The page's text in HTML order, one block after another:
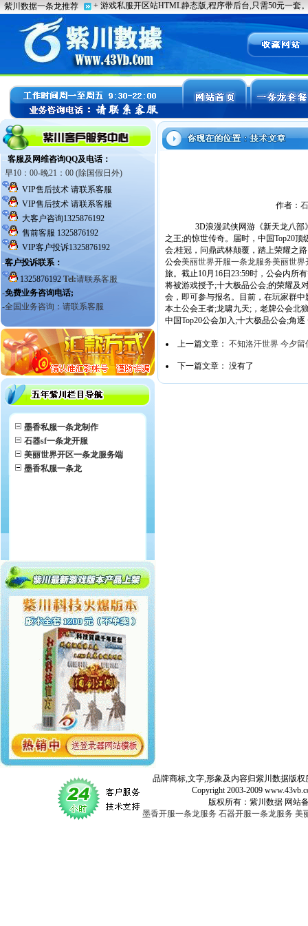
墨香私服一条龙制作
石器sf一条龙开服
美丽世界开区一条龙服务端
墨香私服一条龙
作者：
3D浪漫武侠网游《新天龙八部
之王;的惊世传奇。届时，中国Top20
会;桂冠，问鼎武林颠覆，踏上荣耀之
公会美丽世界开服一条龙服务美丽世界
旅。截止10月16日23:59时，公会内所
将被游戏授予;十大极品公会;的荣耀及
会，即可参与报名。目前，在玩家群
本土公会王者;龙啸九天;，老牌公会北
中国Top20公会加入;十大极品公会;角
上一篇文章： 不知洛汗世界 今夕留
下一篇文章： 没有了
品牌商标,文字,形象及内容归紫川数据版权
Copyright 2003-2009 www.43vb.com
版权所有：紫川数据 网站备案登
墨香开服一条龙服务 石器开服一条龙服务 美